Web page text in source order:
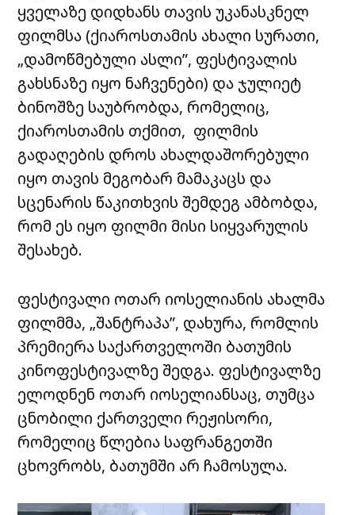
ყველაზე დიდხანს თავის უკანასკნელ
ფილმსა (ქიაროსთამის ახალი სურათი,
„დამოწმებული ასლი”, ფესტივალის
გახსნაზე იყო ნაჩვენები) და ჯულიეტ
ბინოშზე საუბრობდა, რომელიც,
ქიაროსთამის თქმით, ფილმის
გადაღების დროს ახალდაშორებული
იყო თავის მეგობარ მამაკაცს და
სცენარის წაკითხვის შემდეგ ამბობდა,
რომ ეს იყო ფილმი მისი სიყვარულის
შესახებ.
ფესტივალი ოთარ იოსელიანის ახალმა
ფილმმა, „შანტრაპა”, დახურა, რომლის
პრემიერა საქართველოში ბათუმის
კინოფესტივალზე შედგა. ფესტივალზე
ელოდნენ ოთარ იოსელიანსაც, თუმცა
ცნობილი ქართველი რეჟისორი,
რომელიც წლებია საფრანგეთში
ცხოვრობს, ბათუმში არ ჩამოსულა.